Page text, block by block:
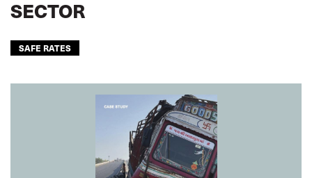
SECTOR
SAFE RATES